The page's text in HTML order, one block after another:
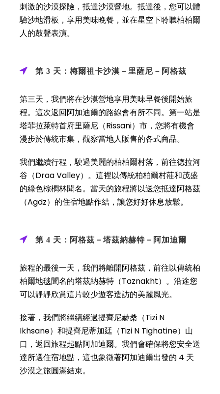
刺激的沙漠探險，抵達沙漠營地。抵達後，您可以體
驗沙地滑板，享用美味晚餐，並在星空下聆聽柏柏爾
人的鼓聲表演。
第 3 天：梅爾祖卡沙漠－里薩尼－阿格茲
第三天，我們將在沙漠營地享用美味早餐後開始旅
程。這次返回阿加迪爾的路線會有所不同。第一站是
塔菲拉萊特首府里薩尼（Rissani）市，您將有機會
漫步於傳統市集，觀察當地人販售的各式商品。
我們繼續行程，駛過美麗的柏柏爾村落，前往德拉河
谷（Draa Valley）。這裡以傳統柏柏爾村莊和茂盛
的綠色棕櫚林聞名。當天的旅程將以送您抵達阿格茲
（Agdz）的住宿地點作結，讓您好好休息放鬆。
第 4 天：阿格茲－塔茲納赫特－阿加迪爾
旅程的最後一天，我們將離開阿格茲，前往以傳統柏
柏爾地毯聞名的塔茲納赫特（Taznakht）。沿途您
可以靜靜欣賞這片較少遊客造訪的美麗風光。
接著，我們將繼續經過提齊尼赫桑（Tizi N
Ikhsane）和提齊尼蒂加廷（Tizi N Tighatine）山
口，返回旅程起點阿加迪爾。我們會確保將您安全送
達所選住宿地點，這也象徵著阿加迪爾出發的 4 天
沙漠之旅圓滿結束。